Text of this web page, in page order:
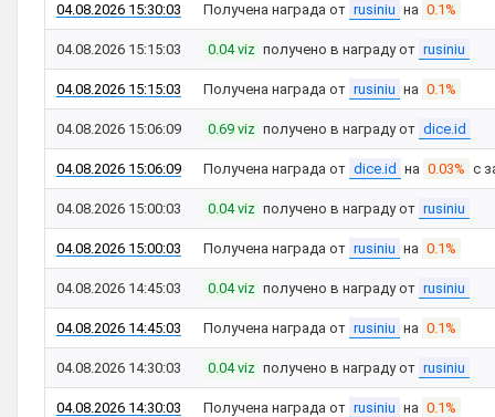
04.08.2026 15:30:03 Получена награда от rusiniu на 0.1%
04.08.2026 15:15:03 0.04 viz получено в награду от rusiniu
04.08.2026 15:15:03 Получена награда от rusiniu на 0.1%
04.08.2026 15:06:09 0.69 viz получено в награду от dice.id
04.08.2026 15:06:09 Получена награда от dice.id на 0.03% с
04.08.2026 15:00:03 0.04 viz получено в награду от rusiniu
04.08.2026 15:00:03 Получена награда от rusiniu на 0.1%
04.08.2026 14:45:03 0.04 viz получено в награду от rusiniu
04.08.2026 14:45:03 Получена награда от rusiniu на 0.1%
04.08.2026 14:30:03 0.04 viz получено в награду от rusiniu
04.08.2026 14:30:03 Получена награда от rusiniu на 0.1%